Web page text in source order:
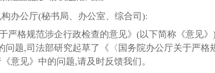
办公厅(秘书局、办公室、综合司):
格规范涉企行政检查的意见》(以下简称《意见》
题,司法部研究起草了《〈国务院办公厅关于严格
意见》中的问题,请及时反馈我们。